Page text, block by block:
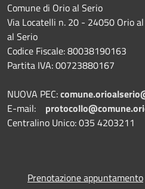
Comune di Orio al Serio
Via Locatelli n. 20 - 24050 Orio
al Serio
Codice Fiscale: 80038190163
Partita IVA: 00723880167
NUOVA PEC:
E-mail:
Centralino Unico: 035 4203211
Prenotazione appuntamento